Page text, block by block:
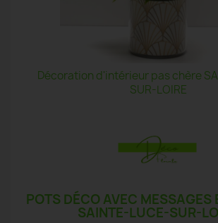
Décoration d'intérieur pas chère
SUR-LOIRE
POTS DÉCO AVEC MESSAGES
SAINTE-LUCE-SUR-